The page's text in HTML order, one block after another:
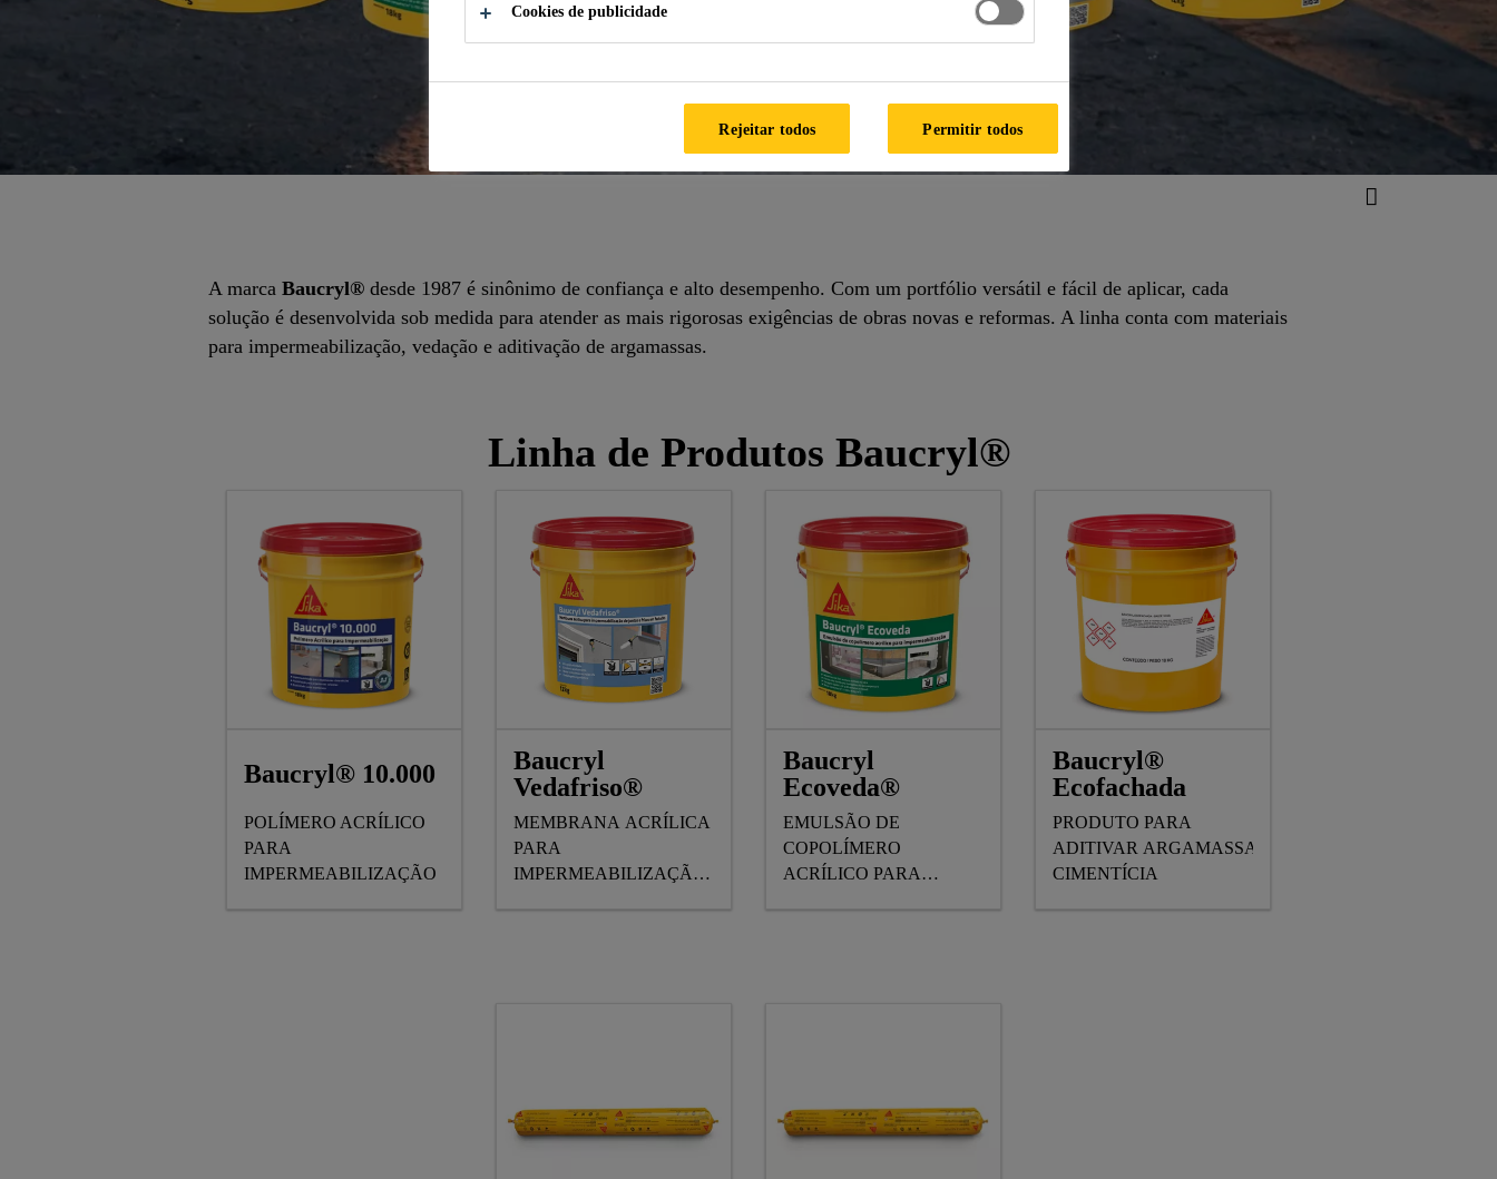
A marca Baucryl® desde 1987 é sinônimo de confiança e alto desempenho. Com um portfólio versátil e fácil de aplicar, cada
solução é desenvolvida sob medida para atender as mais rigorosas exigências de obras novas e reformas. A linha conta com materiais
para impermeabilização, vedação e aditivação de argamassas.
Linha de Produtos Baucryl®
Baucryl® 10.000
POLÍMERO ACRÍLICO
PARA
IMPERMEABILIZAÇÃO
Baucryl
Vedafriso®
MEMBRANA ACRÍLICA
PARA
IMPERMEABILIZAÇÃO
Baucryl
Ecoveda®
EMULSÃO DE
COPOLÍMERO
ACRÍLICO PARA
Baucryl®
Ecofachada
PRODUTO PARA
ADITIVAR ARGAMASSA
CIMENTÍCIA
Cookies de publicidade
Rejeitar todos Permitir todos